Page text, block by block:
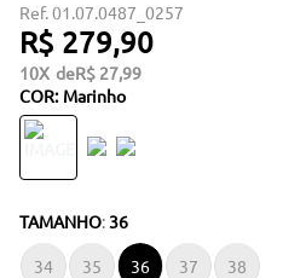
01.07.0487_0257
R$ 279,90
10 R$ 27,99
COR: Marinho
TAMANHO: 36
34 35 36 37 38